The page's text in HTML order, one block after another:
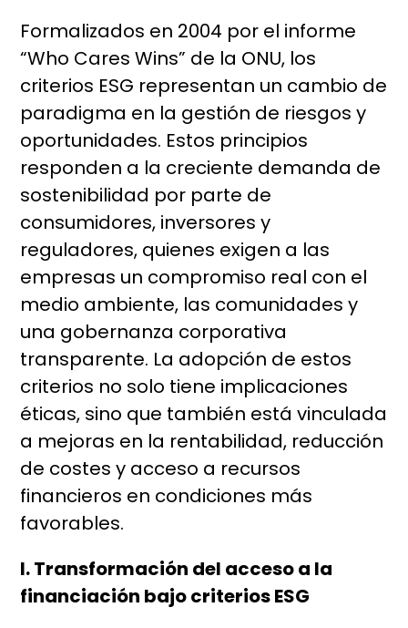
Formalizados en 2004 por el informe
“Who Cares Wins” de la ONU, los
criterios ESG representan un cambio de
paradigma en la gestión de riesgos y
oportunidades. Estos principios
responden a la creciente demanda de
sostenibilidad por parte de
consumidores, inversores y
reguladores, quienes exigen a las
empresas un compromiso real con el
medio ambiente, las comunidades y
una gobernanza corporativa
transparente. La adopción de estos
criterios no solo tiene implicaciones
éticas, sino que también está vinculada
a mejoras en la rentabilidad, reducción
de costes y acceso a recursos
financieros en condiciones más
favorables.
I. Transformación del acceso a la
financiación bajo criterios ESG